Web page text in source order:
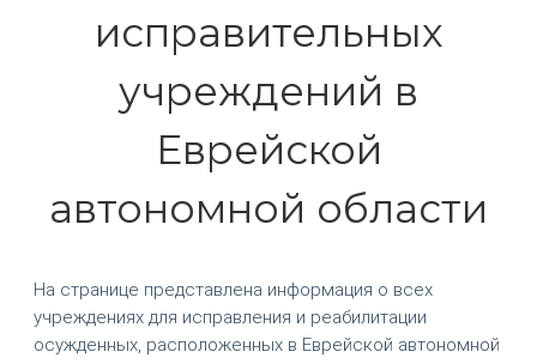
исправительных
учреждений в
Еврейской
автономной области
На странице представлена информация о всех
учреждениях для исправления и реабилитации
осужденных, расположенных в Еврейской автономной